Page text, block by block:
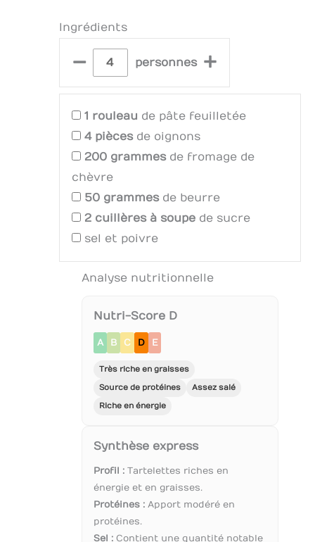
Ingrédients
– personnes +
1 rouleau de pâte feuilletée
4 piècesde oignons
200 grammesde fromage de
chèvre
50 grammesde beurre
2 cuillères à soupe de sucre
sel et poivre
Analyse nutritionnelle
Nutri-Score D
A B C D E
Très riche en graisses
Source de protéines
Assez salé
Riche en énergie
Synthèse express
Profil : Tartelettes riches en
énergie et en graisses.
Protéines : Apport modéré en
protéines.
Sel : Contient une quantité notable